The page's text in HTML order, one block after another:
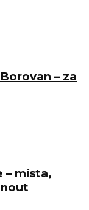
– za
– místa,